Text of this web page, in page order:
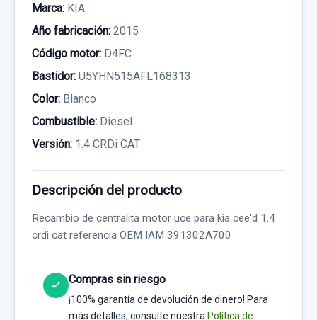
Marca: KIA
Año fabricación: 2015
Código motor: D4FC
Bastidor: U5YHN515AFL168313
Color: Blanco
Combustible: Diesel
Versión: 1.4 CRDi CAT
Descripción del producto
Recambio de centralita motor uce para kia cee'd 1.4
crdi cat referencia OEM IAM 391302A700
Compras sin riesgo
¡100% garantía de devolución de dinero! Para
más detalles, consulte nuestra Política de